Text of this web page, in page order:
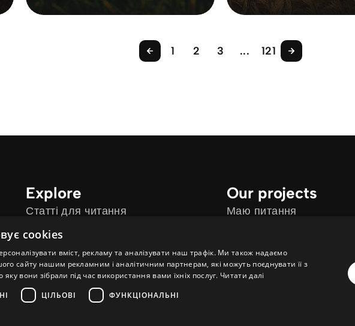
1 2 3 ... 121
Explore
Статті для читання
Відео
Our projects
Маю питання
cookies
вміст, рекламу та аналізувати наш трафік. Ми також надаємо
сайту нашим рекламним і аналітичним партнерам, які можуть поєднувати її з
вони зібрали під час використання вами їхніх послуг. Читати далі
ЦІЛЬОВІ ФУНКЦІОНАЛЬНІ